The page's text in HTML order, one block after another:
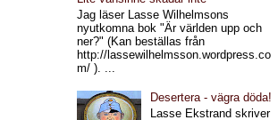
Jag läser Lasse Wilhelmsons
nyutkomna bok "Är världen upp och
ner?" (Kan beställas från
http://lassewilhelmsson.wordpress.co
m/ ). ...
Desertera - vägra döda!
Lasse Ekstrand skriver